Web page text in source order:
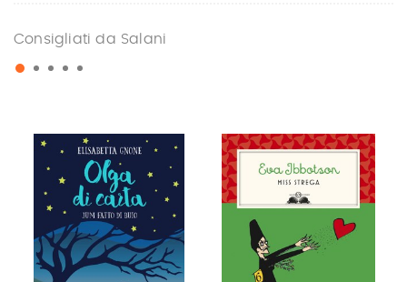
Consigliati da Salani